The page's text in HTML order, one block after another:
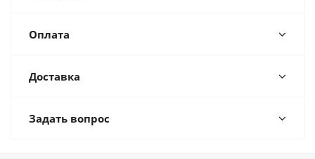
Оплата
Доставка
Задать вопрос